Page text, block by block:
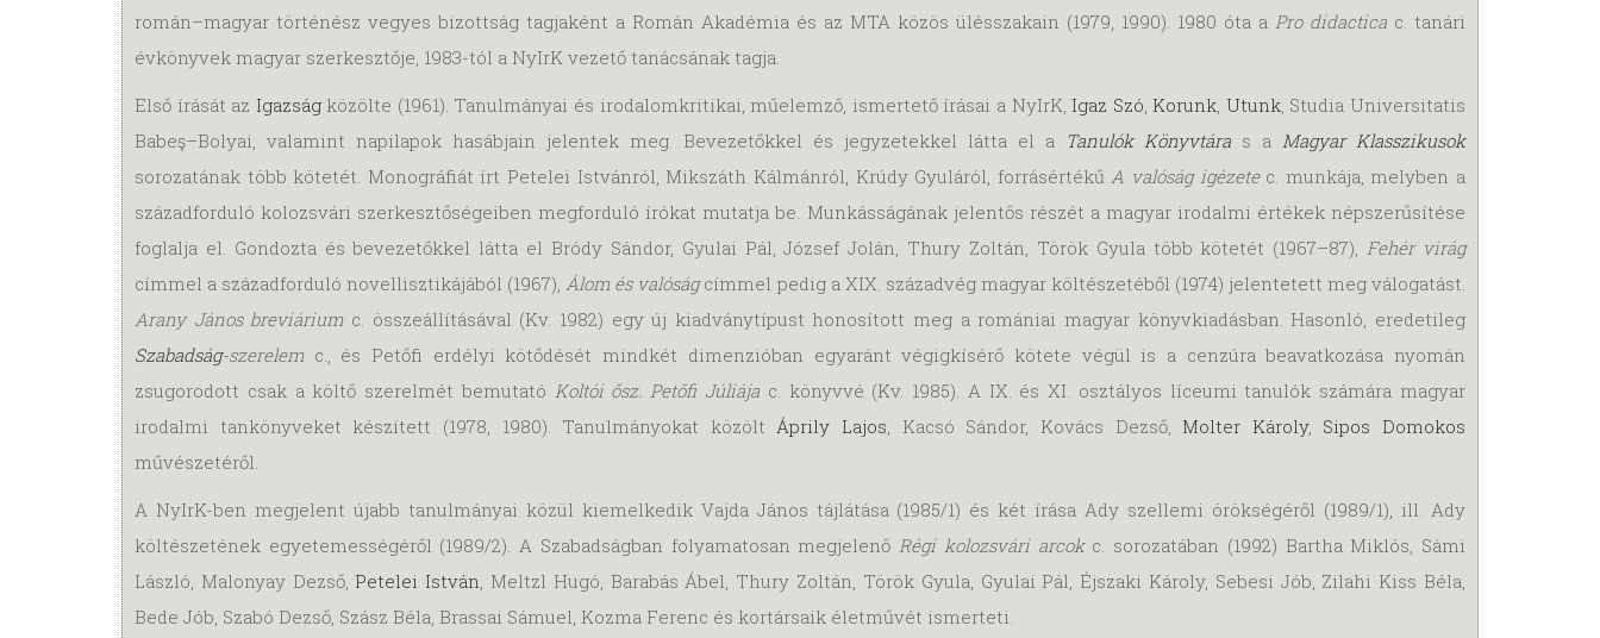
román–magyar történész vegyes bizottság tagjaként a Román Akadémia és az MTA közös ülésszakain (1979, 1990). 1980 óta a Pro didactica c. tanári
évkönyvek magyar szerkesztője, 1983-tól a NyIrK vezető tanácsának tagja.
Első írását az Igazságközölte (1961). Tanulmányai és irodalomkritikai, műelemző, ismertető írásai a NyIrK, Igaz Szó, Korunk, Utunk, Studia Universitatis
Babeş–Bolyai, valamint napilapok hasábjain jelentek meg. Bevezetőkkel és jegyzetekkel látta el a Tanulók Könyvtára s a Magyar Klasszikusok
sorozatának több kötetét. Monográfiát írt Petelei Istvánról, Mikszáth Kálmánról, Krúdy Gyuláról, forrásértékűA valóság igézetec. munkája, melyben a
századforduló kolozsvári szerkesztőségeiben megforduló írókat mutatja be. Munkásságának jelentős részét a magyar irodalmi értékek népszerűsítése
foglalja el. Gondozta és bevezetőkkel látta el Bródy Sándor, Gyulai Pál, József Jolán, Thury Zoltán, Török Gyula több kötetét (1967–87),Fehér virág
címmel a századforduló novellisztikájából (1967),Álom és valóságcímmel pedig a XIX. századvég magyar költészetéből (1974) jelentetett meg válogatást.
Arany János breviárium c. összeállításával (Kv. 1982) egy új kiadványtípust honosított meg a romániai magyar könyvkiadásban. Hasonló, eredetileg
Szabadság-szerelem c., és Petőfi erdélyi kötődését mindkét dimenzióban egyaránt végigkísérő kötete végül is a cenzúra beavatkozása nyomán
zsugorodott csak a költő szerelmét bemutató Koltói ősz. Petőfi Júliájac. könyvvé (Kv. 1985). A IX. és XI. osztályos líceumi tanulók számára magyar
irodalmi tankönyveket készített (1978, 1980). Tanulmányokat közöltÁprily Lajos, Kacsó Sándor, Kovács Dezső, Molter Károly, Sipos Domokos
művészetéről.
A NyIrK-ben megjelent újabb tanulmányai közül kiemelkedik Vajda János tájlátása (1985/1) és két írása Ady szellemi örökségéről (1989/1), ill. Ady
költészetének egyetemességéről (1989/2). A Szabadságban folyamatosan megjelenőRégi kolozsvári arcokc. sorozatában (1992) Bartha Miklós, Sámi
László, Malonyay Dezső, Petelei István, Meltzl Hugó, Barabás Ábel, Thury Zoltán, Török Gyula, Gyulai Pál, Éjszaki Károly, Sebesi Jób, Zilahi Kiss Béla,
Bede Jób, Szabó Dezső, Szász Béla, Brassai Sámuel, Kozma Ferenc és kortársaik életművét ismerteti.